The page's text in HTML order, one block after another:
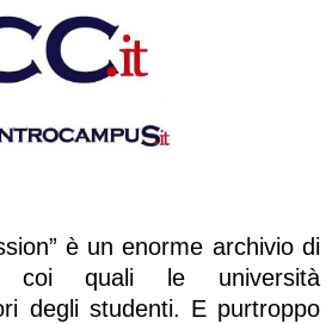
è un enorme archivio di
coi quali le università
degli studenti. E purtroppo